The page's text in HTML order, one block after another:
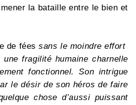
la bataille entre le bien et
de féessans le moindre effort
fragilité humaine charnelle
fonctionnel. Son intrigue
le désir de son héros de faire
chose d’aussi puissant